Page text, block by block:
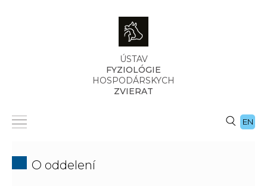
ÚSTAV
FYZIOLÓGIE
HOSPODÁRSKYCH
ZVIERAT
EN
O oddelení